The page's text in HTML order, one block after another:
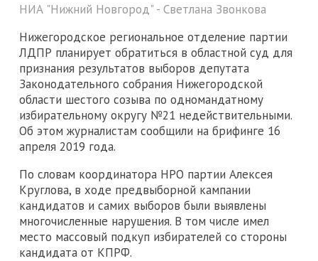
НИА "Нижний Новгород" - Светлана Звонкова
Нижегородское региональное отделение партии
ЛДПР планирует обратиться в областной суд для
признания результатов выборов депутата
Законодательного собрания Нижегородской
области шестого созыва по одномандатному
избирательному округу №21 недействительными.
Об этом журналистам сообщили на брифинге 16
апреля 2019 года.
По словам координатора НРО партии Алексея
Круглова, в ходе предвыборной кампании
кандидатов и самих выборов были выявлены
многочисленные нарушения. В том числе имел
место массовый подкуп избирателей со стороны
кандидата от КПРФ.